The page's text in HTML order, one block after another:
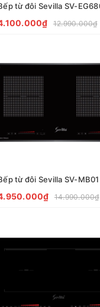
12.990.000₫
14.990.000₫